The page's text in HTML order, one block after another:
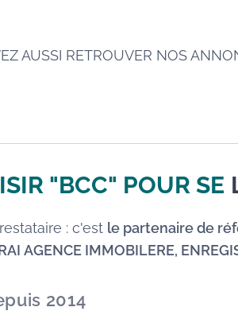
AUSSI RETROUVER NOS
"BCC" POUR SE
: c'est le partenaire de
AGENCE IMMOBILERE,
2014